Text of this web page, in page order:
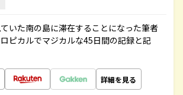
いた南の島に滞在することになった筆者
ピカルでマジカルな45日間の記録と記
詳細を見る